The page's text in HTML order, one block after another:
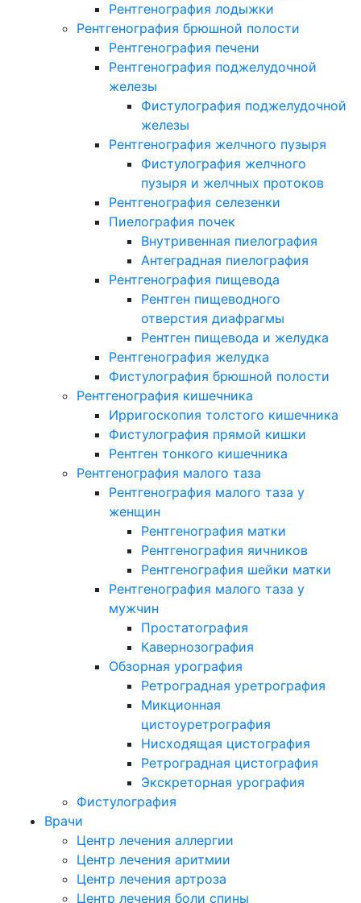
Рентгенография лодыжки
Рентгенография брюшной полости
Рентгенография печени
Рентгенография поджелудочной
железы
Фистулография поджелудочной
железы
Рентгенография желчного пузыря
Фистулография желчного
пузыря и желчных протоков
Рентгенография селезенки
Пиелография почек
Внутривенная пиелография
Антеградная пиелография
Рентгенография пищевода
Рентген пищеводного
отверстия диафрагмы
Рентген пищевода и желудка
Рентгенография желудка
Фистулография брюшной полости
Рентгенография кишечника
Ирригоскопия толстого кишечника
Фистулография прямой кишки
Рентген тонкого кишечника
Рентгенография малого таза
Рентгенография малого таза у
женщин
Рентгенография матки
Рентгенография яичников
Рентгенография шейки матки
Рентгенография малого таза у
мужчин
Простатография
Кавернозография
Обзорная урография
Ретроградная уретрография
Микционная
цистоуретрография
Нисходящая цистография
Ретроградная цистография
Экскреторная урография
Фистулография
Врачи
Центр лечения аллергии
Центр лечения аритмии
Центр лечения артроза
Центр лечения боли спины